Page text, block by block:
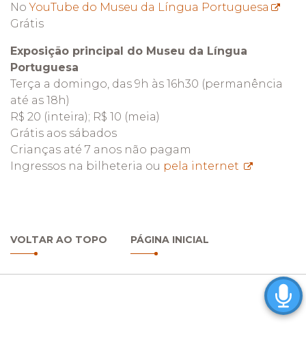
NoYouTube do Museu da Língua Portuguesa
Grátis
Exposição principal do Museu da Língua
Portuguesa
Terça a domingo, das 9h às 16h30 (permanência
até as 18h)
R$ 20 (inteira); R$ 10 (meia)
Grátis aos sábados
Crianças até 7 anos não pagam
Ingressos na bilheteria ou pela internet
VOLTAR AO TOPO PÁGINA INICIAL